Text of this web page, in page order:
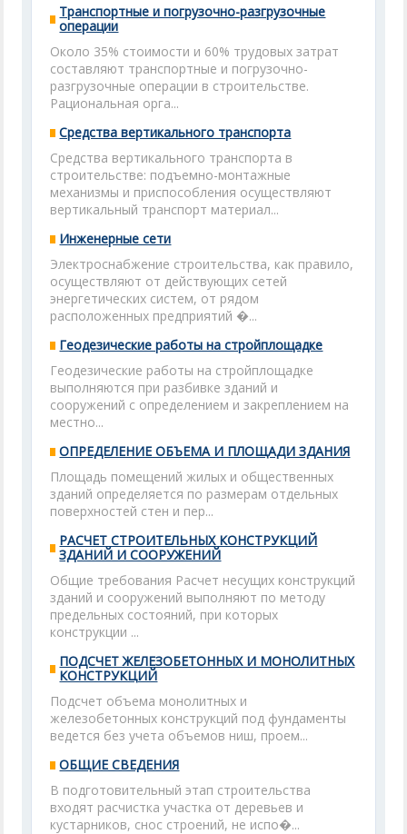
Транспортные и погрузочно-разгрузочные
операции
Около 35% стоимости и 60% трудовых затрат
составляют транспортные и погрузочно-
разгрузочные операции в строительстве.
Рациональная орга...
Средства вертикального транспорта
Средства вертикального транспорта в
строительстве: подъемно-монтажные
механизмы и приспособления осуществляют
вертикальный транспорт материал...
Инженерные сети
Электроснабжение строительства, как правило,
осуществляют от действующих сетей
энергетических систем, от рядом
расположенных предприятий �...
Геодезические работы на стройплощадке
Геодезические работы на стройплощадке
выполняются при разбивке зданий и
сооружений с определением и закреплением на
местно...
ОПРЕДЕЛЕНИЕ ОБЪЕМА И ПЛОЩАДИ ЗДАНИЯ
Площадь помещений жилых и общественных
зданий определяется по размерам отдельных
поверхностей стен и пер...
РАСЧЕТ СТРОИТЕЛЬНЫХ КОНСТРУКЦИЙ
ЗДАНИЙ И СООРУЖЕНИЙ
Общие требования Расчет несущих конструкций
зданий и сооружений выполняют по методу
предельных состояний, при которых
конструкции ...
ПОДСЧЕТ ЖЕЛЕЗОБЕТОННЫХ И МОНОЛИТНЫХ
КОНСТРУКЦИЙ
Подсчет объема монолитных и
железобетонных конструкций под фундаменты
ведется без учета объемов ниш, проем...
ОБЩИЕ СВЕДЕНИЯ
В подготовительный этап строительства
входят расчистка участка от деревьев и
кустарников, снос строений, не испо�...